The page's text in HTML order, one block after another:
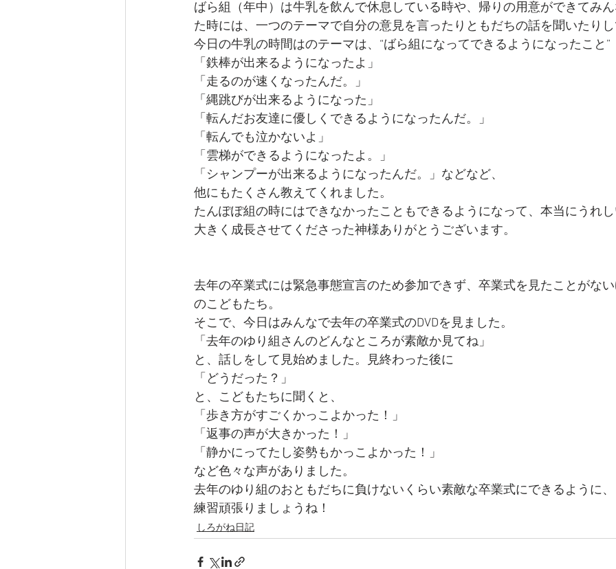
ばら組（年中）は牛乳を飲んで休息している時や、帰りの用意ができてみ
た時には、一つのテーマで自分の意見を言ったりともだちの話を聞いたり
今日の牛乳の時間はのテーマは、“ばら組になってできるようになったこと”
「鉄棒が出来るようになったよ」
「走るのが速くなったんだ。」
「縄跳びが出来るようになった」
「転んだお友達に優しくできるようになったんだ。」
「転んでも泣かないよ」
「雲梯ができるようになったよ。」
「シャンプーが出来るようになったんだ。」などなど、
他にもたくさん教えてくれました。
たんぽぽ組の時にはできなかったこともできるようになって、本当にうれ
大きく成長させてくださった神様ありがとうございます。
去年の卒業式には緊急事態宣言のため参加できず、卒業式を見たことがな
のこどもたち。
そこで、今日はみんなで去年の卒業式のDVDを見ました。
「去年のゆり組さんのどんなところが素敵か見てね」
と、話しをして見始めました。見終わった後に
「どうだった？」
と、こどもたちに聞くと、
「歩き方がすごくかっこよかった！」
「返事の声が大きかった！」
「静かにってたし姿勢もかっこよかった！」
など色々な声がありました。
去年のゆり組のおともだちに負けないくらい素敵な卒業式にできるように
練習頑張りましょうね！
しろがね日記